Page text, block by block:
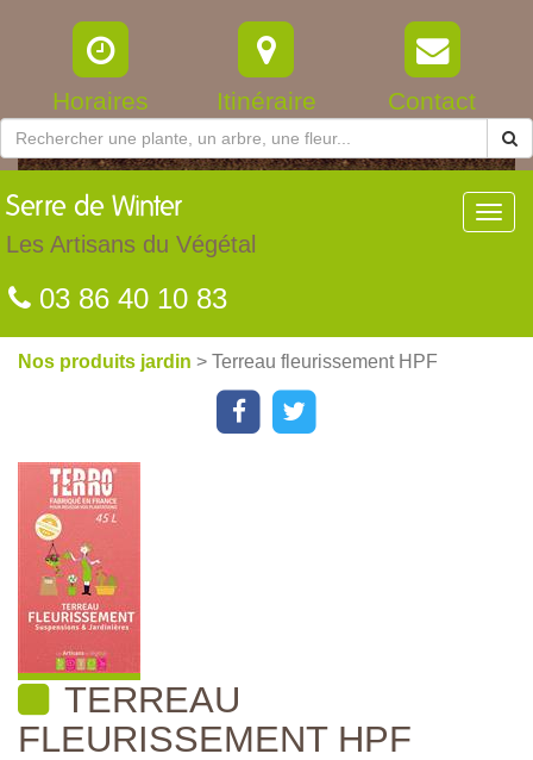
Horaires Itinéraire Contact
Serre de Winter
Les Artisans du Végétal
03 86 40 10 83
Nos produits jardin > Terreau fleurissement HPF
TERREAU
FLEURISSEMENT HPF